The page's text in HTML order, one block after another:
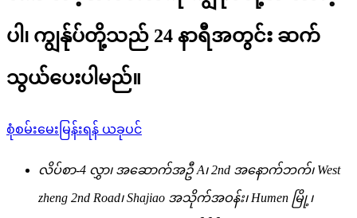
ပါ၊ ကျွန်ုပ်တို့သည် 24 နာရီအတွင်း ဆက်
သွယ်ပေးပါမည်။
စုံစမ်းမေးမြန်းရန် ယခုပင်
လိပ်စာ-4 လွှာ၊ အဆောက်အဦ A၊ 2nd အနောက်ဘက်၊ West
zheng 2nd Road၊ Shajiao အသိုက်အဝန်း၊ Humen မြို့၊